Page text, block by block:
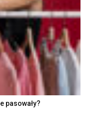
pasowały?